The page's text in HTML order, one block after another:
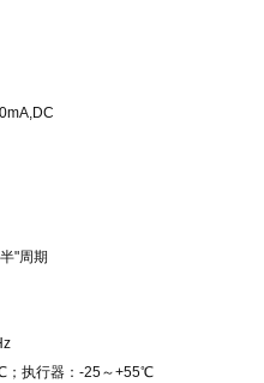
"周期
；执行器：-25～+55℃